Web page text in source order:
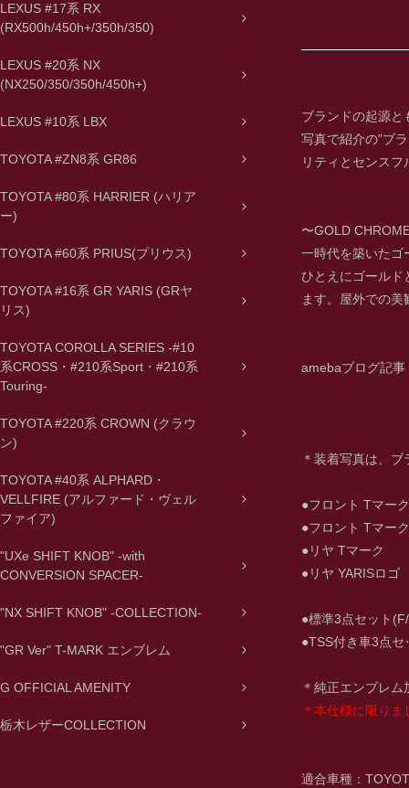
LEXUS #17系 RX
(RX500h/450h+/350h/350)
LEXUS #20系 NX
(NX250/350/350h/450h+)
LEXUS #10系 LBX
TOYOTA #ZN8系 GR86
TOYOTA #80系 HARRIER (ハリア
ー)
TOYOTA #60系 PRIUS(プリウス)
TOYOTA #16系 GR YARIS (GRヤ
リス)
TOYOTA COROLLA SERIES -#10
系CROSS・#210系Sport・#210系
Touring-
TOYOTA #220系 CROWN (クラウ
ン)
TOYOTA #40系 ALPHARD・
VELLFIRE (アルファード・ヴェル
ファイア)
"UXe SHIFT KNOB" -with
CONVERSION SPACER-
"NX SHIFT KNOB" -COLLECTION-
"GR Ver" T-MARK エンブレム
G OFFICIAL AMENITY
栃木レザーCOLLECTION
ブランドの起源と
写真で紹介の”ブ
リティとセンス
〜GOLD
一時代を築いたゴ
ひとえにゴールド
ます。屋外での
amebaブログ記事
＊装着写真は、
●フロント Tマ
●フロント Tマ
●リヤ Tマ
●リヤ
●標準3点セット
●TSS付き車3点
＊純正エンブレム
＊本仕様に限り
適合車種：